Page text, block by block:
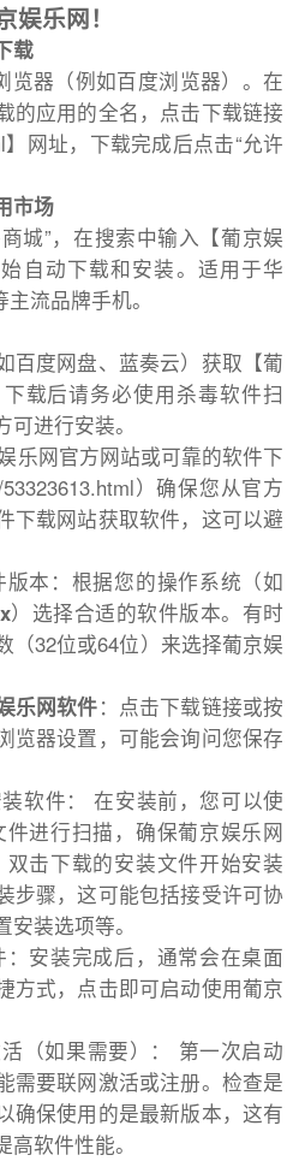
乐网！
载
览器（例如百度浏览器）。在
的应用的全名，点击下载链接
】网址，下载完成后点击“允许
市场
城”，在搜索中输入【葡京娱
自动下载和安装。适用于华
流品牌手机。
百度网盘、蓝奏云）获取【葡
载后请务必使用杀毒软件扫
进行安装。
乐网官方网站或可靠的软件下
）确保您从官方
下载网站获取软件，这可以避
本：根据您的操作系统（如
）选择合适的软件版本。有时
（32位或64位）来选择葡京娱
乐网软件：点击下载链接或按
览器设置，可能会询问您保存
软件： 在安装前，您可以使
件进行扫描，确保葡京娱乐网
击下载的安装文件开始安装
步骤，这可能包括接受许可协
装选项等。
安装完成后，通常会在桌面
方式，点击即可启动使用葡京
（如果需要）： 第一次启动
需要联网激活或注册。检查是
确保使用的是最新版本，这有
软件性能。